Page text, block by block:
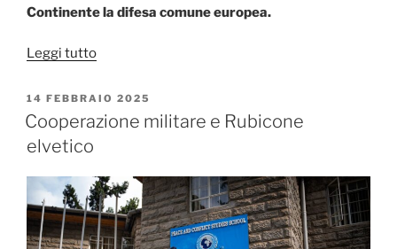
Continente la difesa comune europea.
Leggi tutto“L’Elefante,
e
la
PUBBLICATO
IL
14 FEBBRAIO 2025
Cooperazione militare e Rubicone
elvetico